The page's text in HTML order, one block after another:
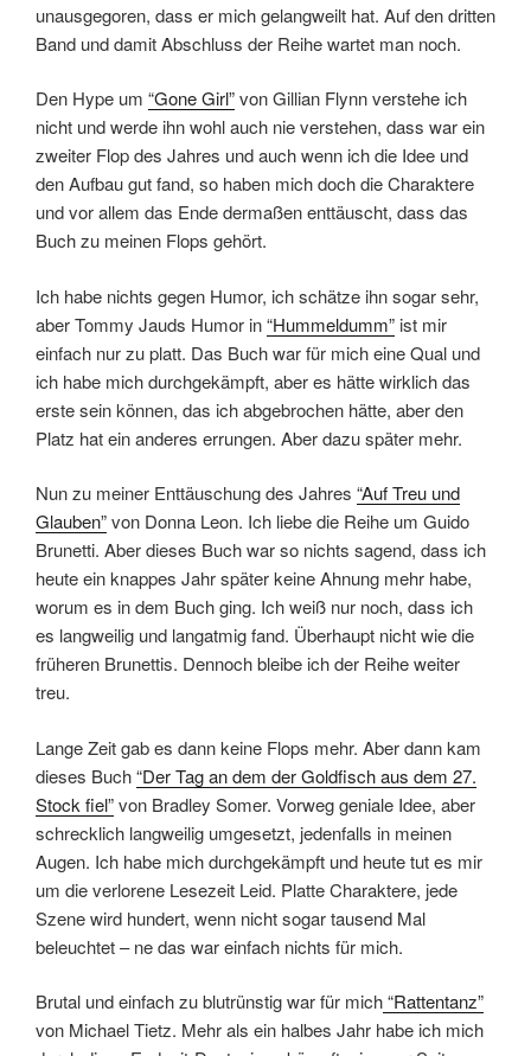
unausgegoren, dass er mich gelangweilt hat. Auf den dritten
Band und damit Abschluss der Reihe wartet man noch.
Den Hype um “Gone Girl”von Gillian Flynn verstehe ich
nicht und werde ihn wohl auch nie verstehen, dass war ein
zweiter Flop des Jahres und auch wenn ich die Idee und
den Aufbau gut fand, so haben mich doch die Charaktere
und vor allem das Ende dermaßen enttäuscht, dass das
Buch zu meinen Flops gehört.
Ich habe nichts gegen Humor, ich schätze ihn sogar sehr,
aber Tommy Jauds Humor in“Hummeldumm” ist mir
einfach nur zu platt. Das Buch war für mich eine Qual und
ich habe mich durchgekämpft, aber es hätte wirklich das
erste sein können, das ich abgebrochen hätte, aber den
Platz hat ein anderes errungen. Aber dazu später mehr.
Nun zu meiner Enttäuschung des Jahres “Auf Treu und
Glauben”von Donna Leon. Ich liebe die Reihe um Guido
Brunetti. Aber dieses Buch war so nichts sagend, dass ich
heute ein knappes Jahr später keine Ahnung mehr habe,
worum es in dem Buch ging. Ich weiß nur noch, dass ich
es langweilig und langatmig fand. Überhaupt nicht wie die
früheren Brunettis. Dennoch bleibe ich der Reihe weiter
treu.
Lange Zeit gab es dann keine Flops mehr. Aber dann kam
dieses Buch“Der Tag an dem der Goldfisch aus dem 27.
Stock fiel”von Bradley Somer. Vorweg geniale Idee, aber
schrecklich langweilig umgesetzt, jedenfalls in meinen
Augen. Ich habe mich durchgekämpft und heute tut es mir
um die verlorene Lesezeit Leid. Platte Charaktere, jede
Szene wird hundert, wenn nicht sogar tausend Mal
beleuchtet – ne das war einfach nichts für mich.
Brutal und einfach zu blutrünstig war für mich“Rattentanz”
von Michael Tietz. Mehr als ein halbes Jahr habe ich mich